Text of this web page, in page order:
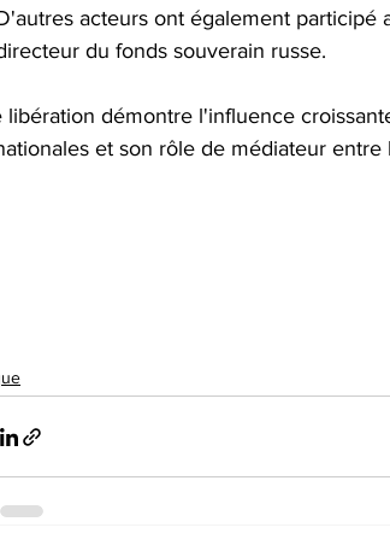
acteurs ont également
du fonds souverain russe.
libération démontre l'influence
et son rôle de médiateur entre